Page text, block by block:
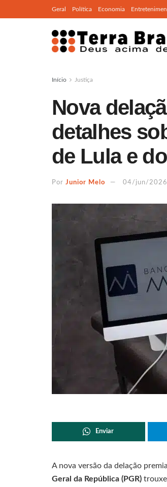
Geral Política Economia
Início Justiça
Nova
detalhes
de Lula e
Por Junior Melo 04/jun/2026
Enviar
A nova versão da delação
Geral da República (PGR)